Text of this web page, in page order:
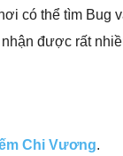
có thể tìm Bug
được rất
Chi Vương.